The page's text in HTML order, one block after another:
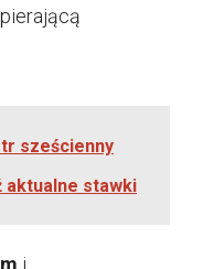
sześcienny
aktualne stawki
i